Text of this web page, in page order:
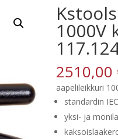
1000V
2510,00
aapelileikkuri
standardin
yksi- ja